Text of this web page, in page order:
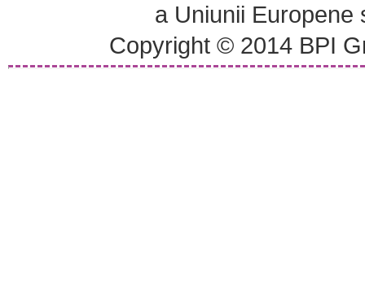
a Uniunii Europene
Copyright © 2014 BPI